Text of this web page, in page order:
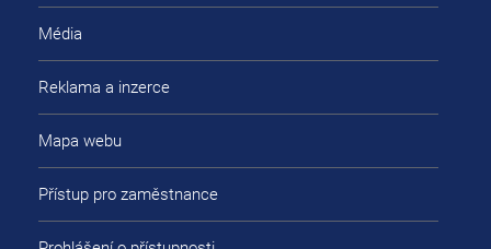
Média
Reklama a inzerce
Mapa webu
Přístup pro zaměstnance